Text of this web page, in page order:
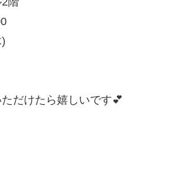
だけたら嬉しいです💕